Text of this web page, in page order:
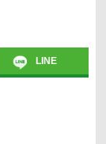
LINE